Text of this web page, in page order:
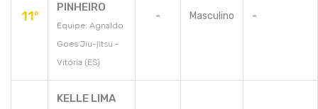
11º
PINHEIRO
Equipe: Agnaldo
Goes Jiu-jitsu -
Vitória (ES)
- Masculino -
KELLE LIMA